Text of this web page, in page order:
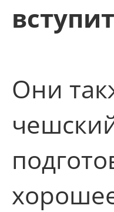
Они